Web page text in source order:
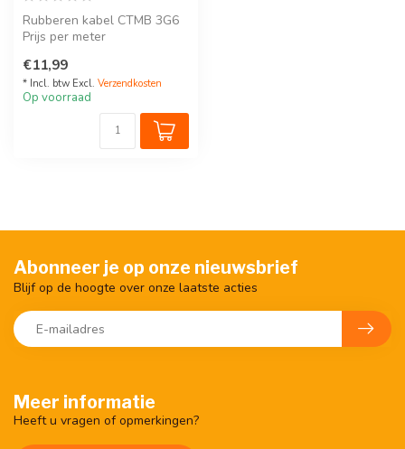
Rubberen kabel CTMB 3G6
Prijs per meter
€11,99
* Incl. btw Excl. Verzendkosten
Op voorraad
Meer informatie
Heeft u vragen of opmerkingen?
Abonneer je op onze nieuwsbrief
Blijf op de hoogte over onze laatste acties